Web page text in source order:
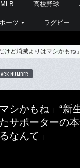
MLB 高校野球
ーツ ラグビー
だけど消滅よりはマシかも
NUMBER
シかもね」“新
サポーターの
なんて」